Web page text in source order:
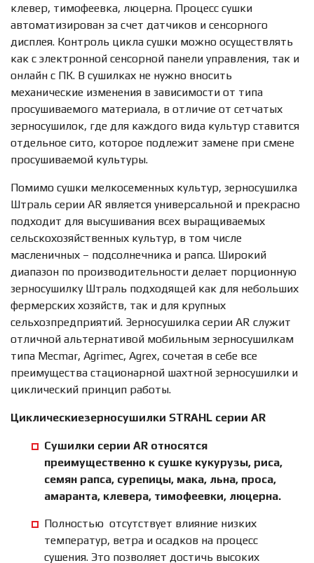
клевер, тимофеевка, люцерна. Процесс сушки
автоматизирован за счет датчиков и сенсорного
дисплея. Контроль цикла сушки можно осуществлять
как с электронной сенсорной панели управления, так и
онлайн с ПК. В сушилках не нужно вносить
механические изменения в зависимости от типа
просушиваемого материала, в отличие от сетчатых
зерносушилок, где для каждого вида культур ставится
отдельное сито, которое подлежит замене при смене
просушиваемой культуры.
Помимо сушки мелкосеменных культур, зерносушилка
Штраль серии AR является универсальной и прекрасно
подходит для высушивания всех выращиваемых
сельскохозяйственных культур, в том числе
масленичных – подсолнечника и рапса. Широкий
диапазон по производительности делает порционную
зерносушилку Штраль подходящей как для небольших
фермерских хозяйств, так и для крупных
сельхозпредприятий. Зерносушилка серии AR служит
отличной альтернативой мобильным зерносушилкам
типа Mecmar, Agrimec, Agrex, сочетая в себе все
преимущества стационарной шахтной зерносушилки и
циклический принцип работы.
Циклическиезерносушилки STRAHL серии AR
Сушилки серии AR относятся
преимущественно к сушке кукурузы, риса,
семян рапса, сурепицы, мака, льна, проса,
амаранта, клевера, тимофеевки, люцерна.
Полностью отсутствует влияние низких
температур, ветра и осадков на процесс
сушения. Это позволяет достичь высоких